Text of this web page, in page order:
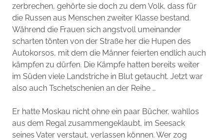
zerbrechen, gehörte sie doch zu dem Volk, dass für
die Russen aus Menschen zweiter Klasse bestand.
Während die Frauen sich angstvoll umeinander
scharten tönten von der Straße her die Hupen des
Autokorsos, mit dem die Männer feierten endlich auch
kämpfen zu dürfen. Die Kämpfe hatten bereits weiter
im Süden viele Landstriche in Blut getaucht. Jetzt war
also auch Tschetschenien an der Reihe …
Er hatte Moskau nicht ohne ein paar Bücher, wahllos
aus dem Regal zusammengeklaubt, im Seesack
seines Vater verstaut, verlassen können. Wer zog